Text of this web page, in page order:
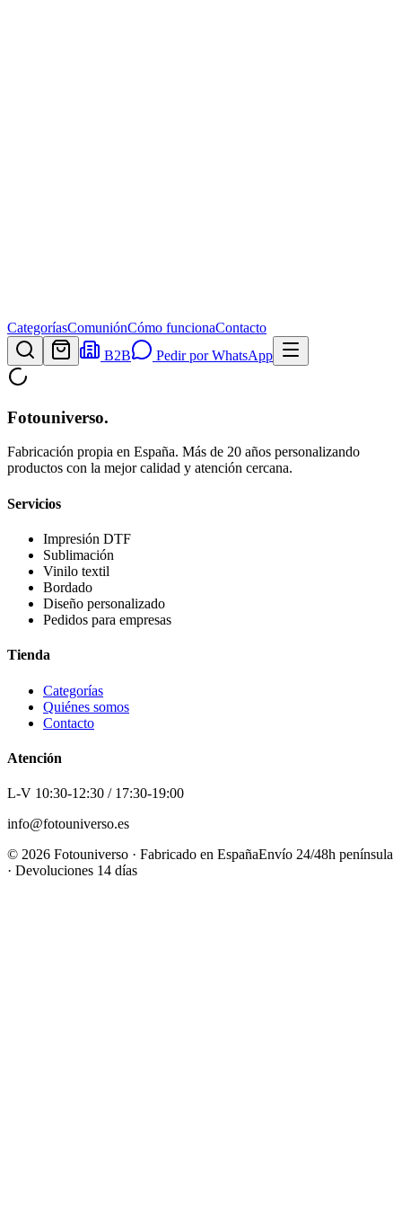
CategoríasComuniónCómo funcionaContacto
B2B
Pedir por WhatsApp
Fotouniverso.
Fabricación propia en España. Más de 20 años personalizando
productos con la mejor calidad y atención cercana.
Servicios
Impresión DTF
Sublimación
Vinilo textil
Bordado
Diseño personalizado
Pedidos para empresas
Tienda
Categorías
Quiénes somos
Contacto
Atención
L-V 10:30-12:30 / 17:30-19:00
info@fotouniverso.es
© 2026 Fotouniverso · Fabricado en EspañaEnvío 24/48h península
· Devoluciones 14 días